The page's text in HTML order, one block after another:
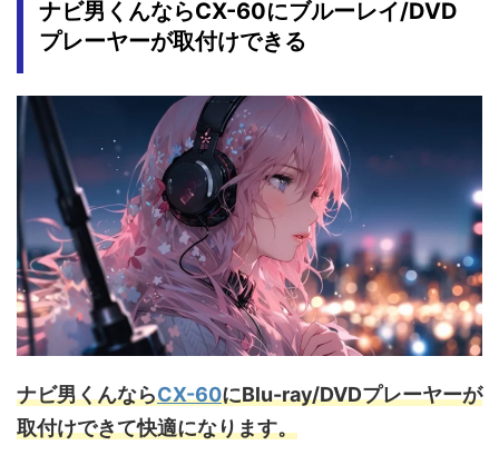
ナビ男くんならCX-60にブルーレイ/DVD
プレーヤーが取付けできる
ナビ男くんならCX-60にBlu-ray/DVDプレーヤーが
取付けできて快適になります。